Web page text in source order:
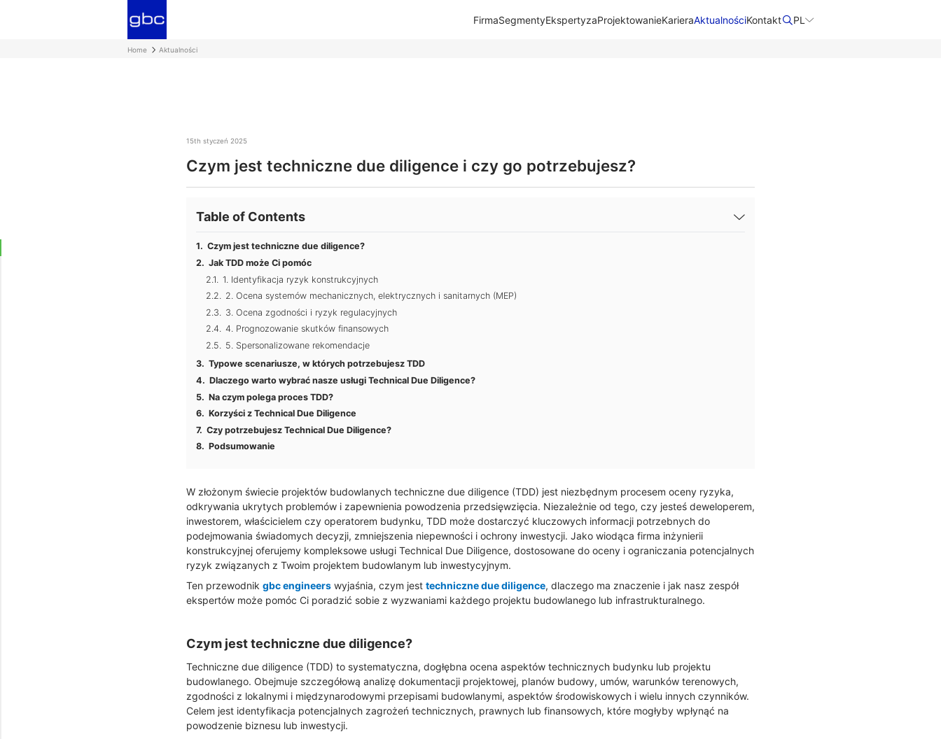
FirmaSegmentyEkspertyzaProjektowanieKarieraAktualnościKontakt​ PL
Home Aktualności
15th styczeń 2025
Czym jest techniczne due diligence i czy go potrzebujesz?
Table of Contents
Czym jest techniczne due diligence?
Jak TDD może Ci pomóc
1. Identyfikacja ryzyk konstrukcyjnych
2. Ocena systemów mechanicznych, elektrycznych i sanitarnych (MEP)
3. Ocena zgodności i ryzyk regulacyjnych
4. Prognozowanie skutków finansowych
5. Spersonalizowane rekomendacje
Typowe scenariusze, w których potrzebujesz TDD
Dlaczego warto wybrać nasze usługi Technical Due Diligence?
Na czym polega proces TDD?
Korzyści z Technical Due Diligence
Czy potrzebujesz Technical Due Diligence?
Podsumowanie
W złożonym świecie projektów budowlanych techniczne due diligence (TDD) jest niezbędnym procesem oceny ryzyka,
odkrywania ukrytych problemów i zapewnienia powodzenia przedsięwzięcia. Niezależnie od tego, czy jesteś deweloperem,
inwestorem, właścicielem czy operatorem budynku, TDD może dostarczyć kluczowych informacji potrzebnych do
podejmowania świadomych decyzji, zmniejszenia niepewności i ochrony inwestycji. Jako wiodąca firma inżynierii
konstrukcyjnej oferujemy kompleksowe usługi Technical Due Diligence, dostosowane do oceny i ograniczania potencjalnych
ryzyk związanych z Twoim projektem budowlanym lub inwestycyjnym.
Ten przewodnik gbc engineers wyjaśnia, czym jest techniczne due diligence, dlaczego ma znaczenie i jak nasz zespół
ekspertów może pomóc Ci poradzić sobie z wyzwaniami każdego projektu budowlanego lub infrastrukturalnego.
Czym jest techniczne due diligence?
Techniczne due diligence (TDD) to systematyczna, dogłębna ocena aspektów technicznych budynku lub projektu
budowlanego. Obejmuje szczegółową analizę dokumentacji projektowej, planów budowy, umów, warunków terenowych,
zgodności z lokalnymi i międzynarodowymi przepisami budowlanymi, aspektów środowiskowych i wielu innych czynników.
Celem jest identyfikacja potencjalnych zagrożeń technicznych, prawnych lub finansowych, które mogłyby wpłynąć na
powodzenie biznesu lub inwestycji.